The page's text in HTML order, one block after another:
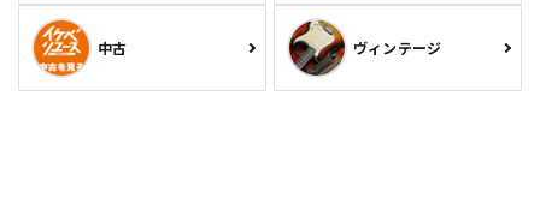
中古 ヴィンテージ